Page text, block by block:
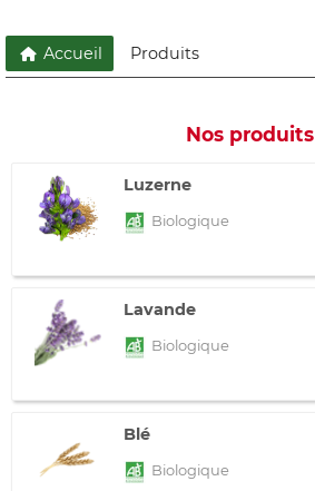
Accueil Produits
Nos produits
Luzerne
Biologique
Lavande
Biologique
Blé
Biologique